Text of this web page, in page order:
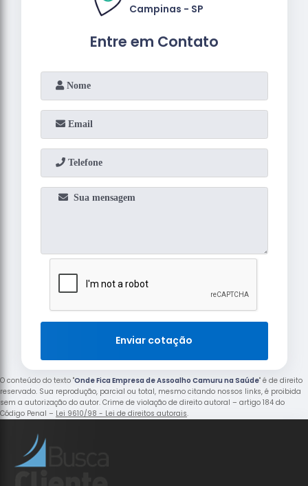
Entre em Contato
Campinas - SP
Enviar cotação
O conteúdo do texto "Onde Fica Empresa de Assoalho Camuru na Saúde" é de direito
reservado. Sua reprodução, parcial ou total, mesmo citando nossos links, é proibida
sem a autorização do autor. Crime de violação de direito autoral – artigo 184 do
Código Penal – Lei 9610/98 - Lei de direitos autorais.